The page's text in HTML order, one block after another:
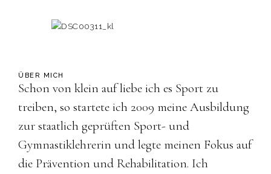
ÜBER MICH
Schon von klein auf liebe ich es Sport zu
treiben, so startete ich 2009 meine Ausbildung
zur staatlich geprüften Sport- und
Gymnastiklehrerin und legte meinen Fokus auf
die Prävention und Rehabilitation. Ich